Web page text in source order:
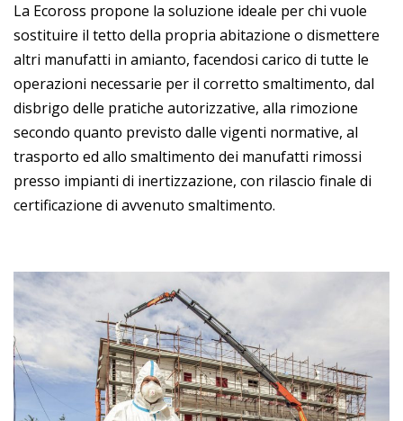
La Ecoross propone la soluzione ideale per chi vuole
sostituire il tetto della propria abitazione o dismettere
altri manufatti in amianto, facendosi carico di tutte le
operazioni necessarie per il corretto smaltimento, dal
disbrigo delle pratiche autorizzative, alla rimozione
secondo quanto previsto dalle vigenti normative, al
trasporto ed allo smaltimento dei manufatti rimossi
presso impianti di inertizzazione, con rilascio finale di
certificazione di avvenuto smaltimento.